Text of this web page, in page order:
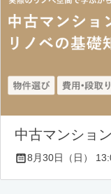
中古マンショ
8月30日（日）